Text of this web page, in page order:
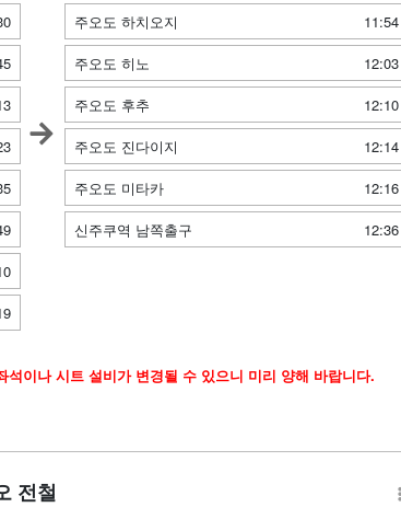
주오도 하치오지
11:54
주오도 히노
12:03
주오도 후추
12:10
주오도 진다이지
12:14
주오도 미타카
12:16
신주쿠역 남쪽출구
12:36
이나 시트 설비가 변경될 수 있으니 미리 양해 바랍니다.
전철